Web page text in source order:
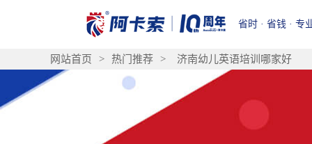
省时 · 省钱 · 专
网站首页 > 热门推荐 > 济南幼儿英语培训哪家好